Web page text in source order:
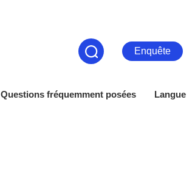
Enquête
Questions fréquemment posées Langue